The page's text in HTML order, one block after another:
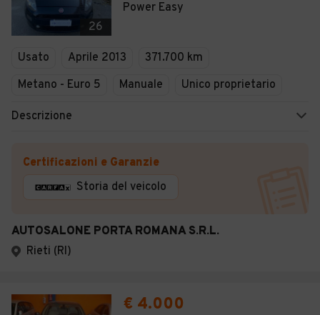
Camper
Veicoli Commerciali
26
Power Easy
Usato Aprile 2013
371.700 km
Metano - Euro 5
Manuale Unico proprietario
Descrizione
Certificazioni e Garanzie
Storia del veicolo
AUTOSALONE PORTA ROMANA S.R.L.
Rieti (RI)
€ 4.000